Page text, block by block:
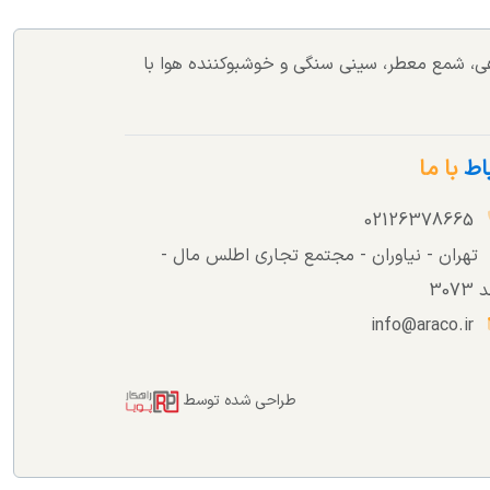
شمع معطر، سینی سنگی و خوشبوکننده هوا با
با ما
02126378665
تهران - نیاوران - مجتمع تجاری اطلس مال -
info@araco.ir
طراحی شده توسط